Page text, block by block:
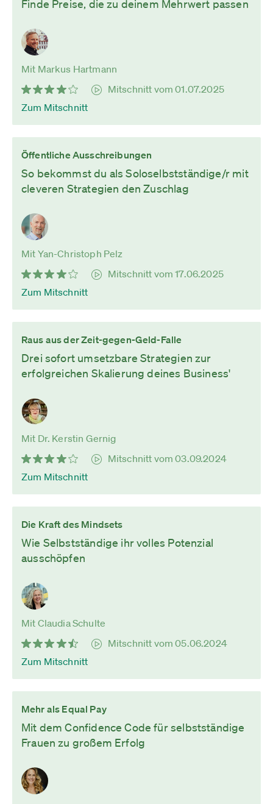
Finde Preise, die zu deinem Mehrwert passen
Mit Markus Hartmann
Mitschnitt vom 01.07.2025
Zum Mitschnitt
Öffentliche Ausschreibungen
So bekommst du als Soloselbstständige/r mit
cleveren Strategien den Zuschlag
Mit Yan-Christoph Pelz
Mitschnitt vom 17.06.2025
Zum Mitschnitt
Raus aus der Zeit-gegen-Geld-Falle
Drei sofort umsetzbare Strategien zur
erfolgreichen Skalierung deines Business'
Mit Dr. Kerstin Gernig
Mitschnitt vom 03.09.2024
Zum Mitschnitt
Die Kraft des Mindsets
Wie Selbstständige ihr volles Potenzial
ausschöpfen
Mit Claudia Schulte
Mitschnitt vom 05.06.2024
Zum Mitschnitt
Mehr als Equal Pay
Mit dem Confidence Code für selbstständige
Frauen zu großem Erfolg